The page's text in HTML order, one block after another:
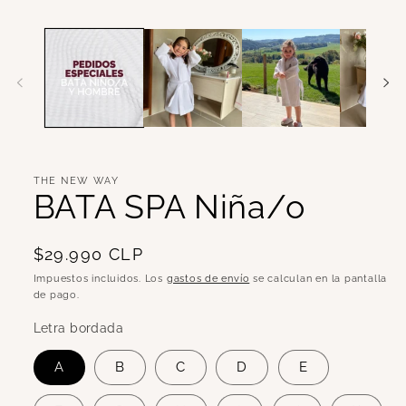
THE NEW WAY
BATA SPA Niña/o
Precio
habitual
$29.990 CLP
Impuestos incluidos. Los gastos de envío se calculan en la pantalla
de pago.
Letra bordada
A B C D E